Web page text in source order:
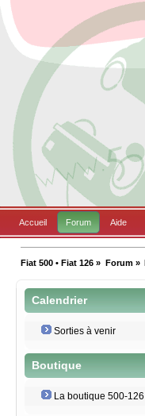
Accueil Forum Aide
Fiat 500 • Fiat 126 » Forum»
Calendrier
Sorties à venir
Boutique
La boutique 500-126